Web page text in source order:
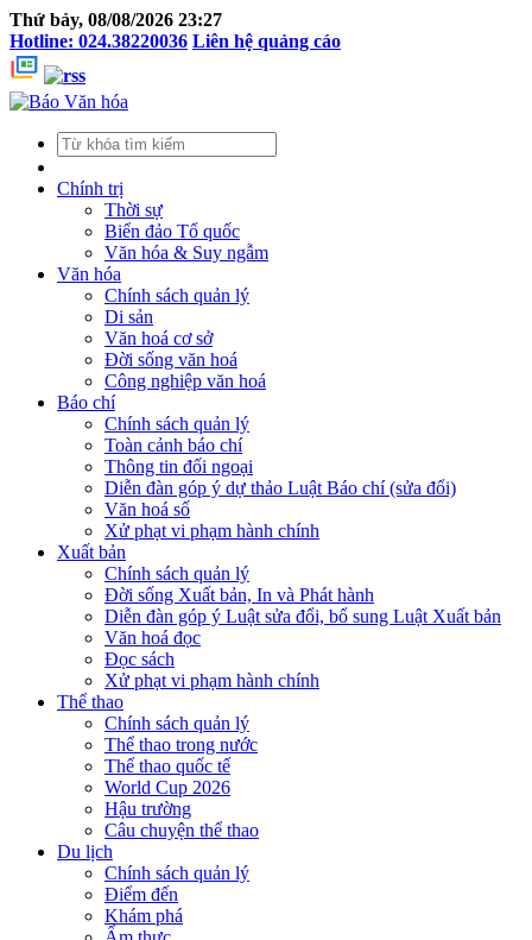
Thứ bảy, 08/08/2026 23:27
Hotline: 024.38220036 Liên hệ quảng cáo
Chính trị
Thời sự
Biển đảo Tổ quốc
Văn hóa & Suy ngẫm
Văn hóa
Chính sách quản lý
Di sản
Văn hoá cơ sở
Đời sống văn hoá
Công nghiệp văn hoá
Báo chí
Chính sách quản lý
Toàn cảnh báo chí
Thông tin đối ngoại
Diễn đàn góp ý dự thảo Luật Báo chí (sửa đổi)
Văn hoá số
Xử phạt vi phạm hành chính
Xuất bản
Chính sách quản lý
Đời sống Xuất bản, In và Phát hành
Diễn đàn góp ý Luật sửa đổi, bổ sung Luật Xuất bản
Văn hoá đọc
Đọc sách
Xử phạt vi phạm hành chính
Thể thao
Chính sách quản lý
Thể thao trong nước
Thể thao quốc tế
World Cup 2026
Hậu trường
Câu chuyện thể thao
Du lịch
Chính sách quản lý
Điểm đến
Khám phá